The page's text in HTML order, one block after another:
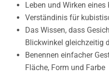
Leben und Wirken eines
Verständinis für
Das Wissen, dass
Blickwinkel gleichzeitig
Benennen einfacher
Fläche, Form und Farbe